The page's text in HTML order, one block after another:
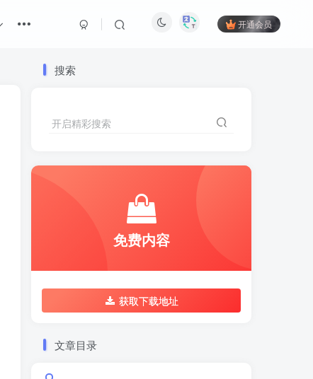
开通会员
搜索
开启精彩搜索
免费内容
获取下载地址
文章目录